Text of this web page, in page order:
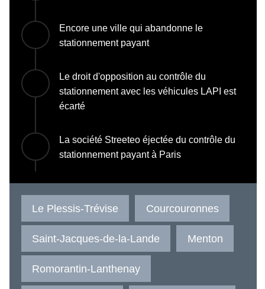
Encore une ville qui abandonne le
stationnement payant
Le droit d'opposition au contrôle du
stationnement avec les véhicules LAPI est
écarté
La société Streeteo éjectée du contrôle du
stationnement payant à Paris
Le Plessis-Trévise Courcouronnes
Saint-Jacques-de-la-Lande Menton
Romorantin-Lanthenay